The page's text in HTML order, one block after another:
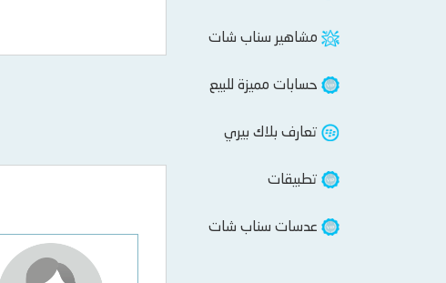
مشاهير سناب شات
حسابات مميزة للبيع
تعارف بلاك بيري
تطبيقات
عدسات سناب شات